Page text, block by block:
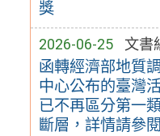
獎
2026-06-25 文書
函轉經濟部地質
中心公布的臺灣
已不再區分第一
斷層，詳情請參